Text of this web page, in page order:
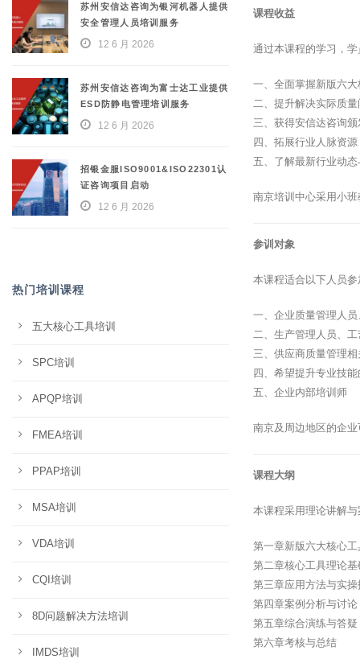
课程收益
通过本课程的学习，
一、全面掌握新版六
二、提升解决实际质
三、获得安信达咨询
四、拓展行业人脉资
五、了解最新行业动
南京培训中心采用小
参训对象
本课程适合以下人员参
一、企业质量管理人
二、生产管理人员、
三、供应商质量管理
四、希望提升专业技
五、企业内部培训师
南京及周边地区的企
课程大纲
本课程采用理论讲解
第一章新版六大核心
第二章核心工具理论基
第三章应用方法与实操
第四章案例分析与讨论
第五章综合演练与答疑
第六章考核与总结
苏州安信达咨询为银河机器人提供
安全管理人员培训服务
12 6 月 2026
苏州安信达咨询为富士达工业提供
ESD防静电管理培训服务
12 6 月 2026
招银金服ISO9001&ISO22301认
证咨询项目启动
12 6 月 2026
热门培训课程
五大核心工具培训
SPC培训
APQP培训
FMEA培训
PPAP培训
MSA培训
VDA培训
CQI培训
8D问题解决方法培训
IMDS培训